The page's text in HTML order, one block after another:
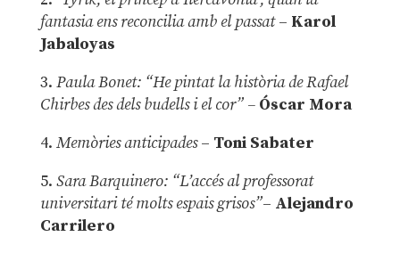
fantasia ens reconcilia amb el passat– Karol
Jabaloyas
3. Paula Bonet: “He pintat la història de Rafael
Chirbes des dels budells i el cor” –Óscar Mora
4. Memòries anticipades– Toni Sabater
5. Sara Barquinero: “L’accés al professorat
universitari té molts espais grisos”– Alejandro
Carrilero